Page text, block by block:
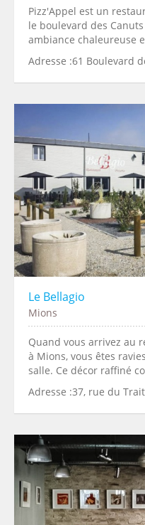
Pizz'Appel est un
le boulevard des
ambiance chaleureuse
Adresse :61 Boulevard
Le Bellagio
Mions
Quand vous arrivez au
à Mions, vous êtes
salle. Ce décor raffiné
Adresse :37, rue du